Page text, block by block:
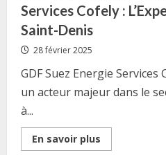
Services Cofely :
Saint-Denis
28 février 2025
GDF Suez Energie
un acteur majeur dans le
à...
En savoir plus
more